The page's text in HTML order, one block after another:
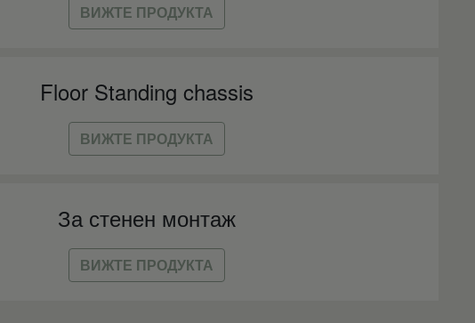
ВИЖТЕ ПРОДУКТА
Floor Standing chassis
ВИЖТЕ ПРОДУКТА
За стенен монтаж
ВИЖТЕ ПРОДУКТА